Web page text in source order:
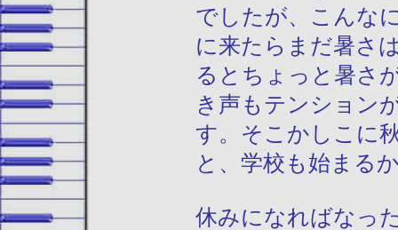
でしたが、こんな
に来たらまだ暑さ
るとちょっと暑さ
き声もテンション
す。そこかしこに
と、学校も始まる
休みになればなっ